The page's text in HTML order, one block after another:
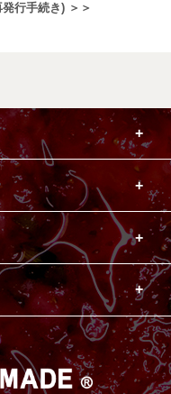
行手続き) ＞＞